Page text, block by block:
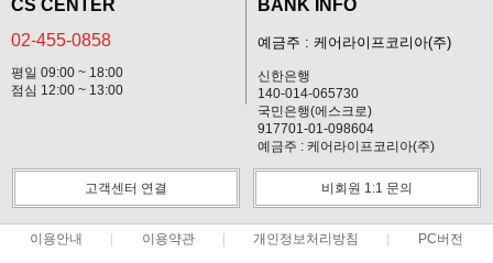
CS CENTER
02-455-0858
평일 09:00 ~ 18:00
점심 12:00 ~ 13:00
BANK INFO
예금주 : 케어라이프코리아(주)
신한은행
140-014-065730
국민은행(에스크로)
917701-01-098604
예금주 : 케어라이프코리아(주)
고객센터 연결 비회원 1:1 문의
이용안내 이용약관 개인정보처리방침 PC버전